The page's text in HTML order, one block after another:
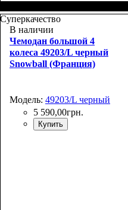
76х51х31+5
Суперкачество
В наличии
Чемодан большой 4
колеса 49203/L черный
Snowball (Франция)
Модель: 49203/L черный
5 590,00грн.
Купить